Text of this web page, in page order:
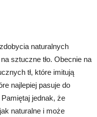
naturalnych
sztuczne tło. Obecnie na
tł, które imitują
najlepiej pasuje do
jednak, że
naturalne i może